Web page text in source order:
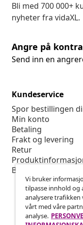
Bli med 700 000+
nyheter fra vidaXL.
Angre på
Send inn en
Kundeservice
Spor bestillingen
Min konto
Betaling
Frakt og levering
Retur
Bestilling
Vi bruker
tilpasse innhold og
analysere trafikken
vårt med våre
analyse.